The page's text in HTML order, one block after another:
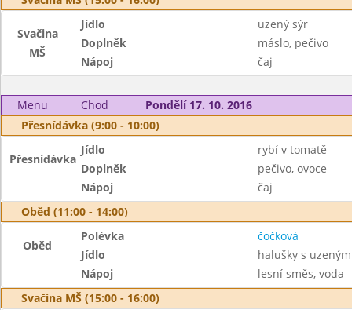
Svačina
MŠ
Jídlo
uzený sýr
Doplněk
máslo, pečivo
Nápoj
čaj
Menu Chod
Pondělí 17. 10. 2016
Přesnídávka (9:00 - 10:00)
Přesnídávka
Jídlo
rybí v tomatě
Doplněk
pečivo, ovoce
Nápoj
čaj
Oběd (11:00 - 14:00)
Oběd
Polévka
čočková
Jídlo
halušky s
Nápoj
lesní směs, voda
Svačina MŠ (15:00 - 16:00)